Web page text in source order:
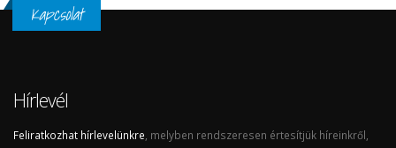
Kapcsolat
Hírlevél
Feliratkozhat hírlevelünkre , melyben rendszeresen értesítjük híreinkről,